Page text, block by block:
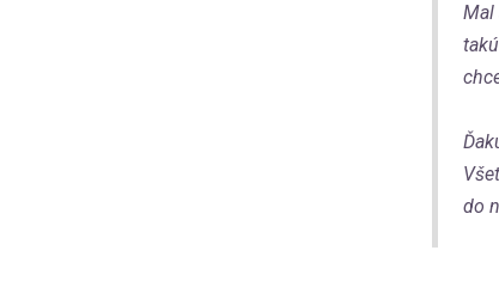
Mal
do